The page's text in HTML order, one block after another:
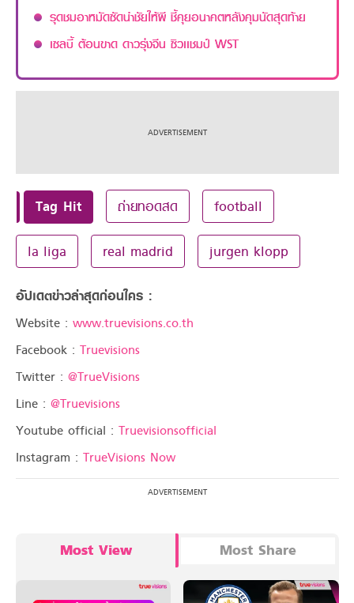
รุดชมอาหมัดซัดนำชัยให้ผี ชี้คุยอนาคตหลังคุมนัดสุดท้าย
เซลบี้ ต้อนขาด ดาวรุ่งจีน ซิวเเชมป์ WST
Tag Hit ถ่ายทอดสด football
la liga real madrid jurgen klopp
อัปเดตข่าวล่าสุดก่อนใคร :
Website : www.truevisions.co.th
Facebook : Truevisions
Twitter : @TrueVisions
Line : @Truevisions
Youtube official : Truevisionsofficial
Instagram : TrueVisions Now
Most View Most Share